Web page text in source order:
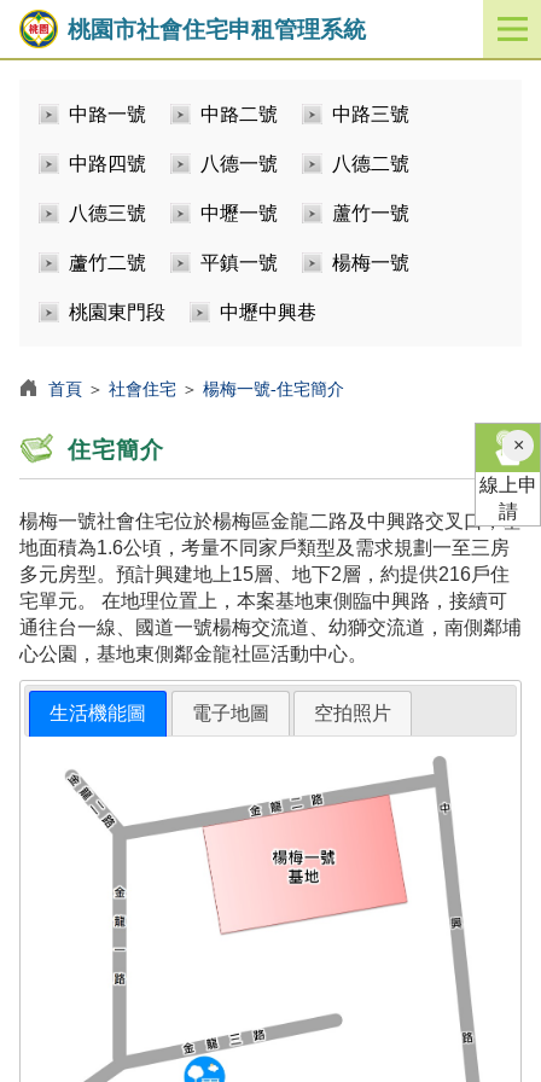
桃園市社會住宅申租管理系統
開
啟
中路一號 中路二號 中路三號
中路四號 八德一號 八德二號
八德三號 中壢一號 蘆竹一號
蘆竹二號 平鎮一號 楊梅一號
桃園東門段 中壢中興巷
首頁 ＞ 社會住宅 ＞ 楊梅一號-住宅簡介
住宅簡介
楊梅一號社會住宅位於楊梅區金龍二路及中興路交叉口，基
地面積為1.6公頃，考量不同家戶類型及需求規劃一至三房
多元房型。預計興建地上15層、地下2層，約提供216戶住
宅單元。 在地理位置上，本案基地東側臨中興路，接續可
通往台一線、國道一號楊梅交流道、幼獅交流道，南側鄰埔
心公園，基地東側鄰金龍社區活動中心。
生活機能圖 電子地圖 空拍照片
×關
閉
線上申
請